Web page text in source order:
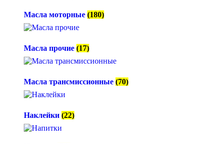
Масла моторные (180)
Масла прочие (17)
Масла трансмиссионные (70)
Наклейки (22)